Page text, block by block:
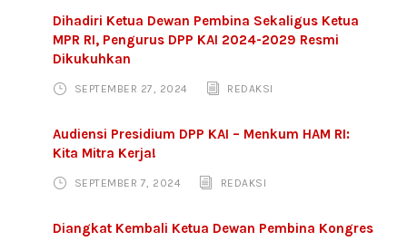
Dihadiri Ketua Dewan Pembina Sekaligus Ketua
MPR RI, Pengurus DPP KAI 2024-2029 Resmi
Dikukuhkan
SEPTEMBER 27, 2024 REDAKSI
Audiensi Presidium DPP KAI – Menkum HAM RI:
Kita Mitra Kerja!
SEPTEMBER 7, 2024 REDAKSI
Diangkat Kembali Ketua Dewan Pembina Kongres